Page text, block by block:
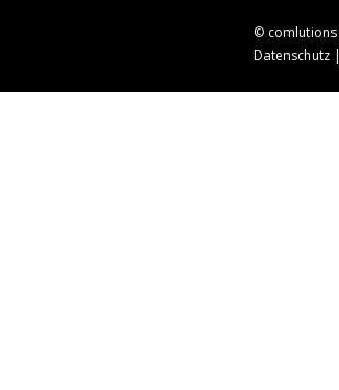
© comlutions
Datenschutz |